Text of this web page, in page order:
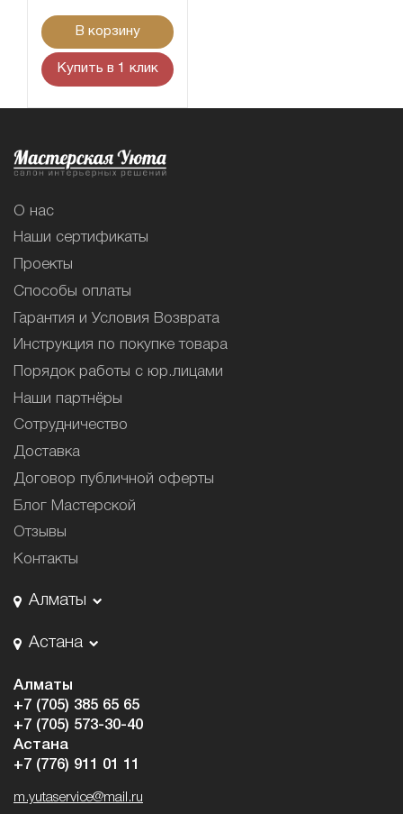
В корзину
Купить в 1 клик
О нас
Наши сертификаты
Проекты
Способы оплаты
Гарантия и Условия Возврата
Инструкция по покупке товара
Порядок работы с юр.лицами
Наши партнёры
Сотрудничество
Доставка
Договор публичной оферты
Блог Мастерской
Отзывы
Контакты
Алматы
Астана
Алматы
+7 (705) 385 65 65
+7 (705) 573-30-40
Астана
+7 (776) 911 01 11
m.yutaservice@mail.ru